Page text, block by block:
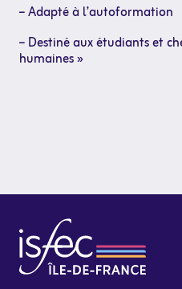
– Adapté à l’autoformation
– Destiné aux étudiants et
humaines »